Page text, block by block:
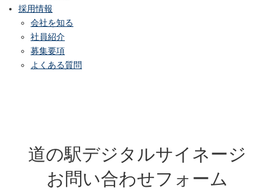
採用情報
会社を知る
社員紹介
募集要項
よくある質問
道の駅デジタルサイネージ
お問い合わせフォーム